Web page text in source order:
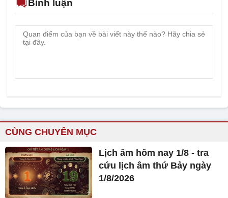
Bình luận
CÙNG CHUYÊN MỤC
Lịch âm hôm nay 1/8 - tra
cứu lịch âm thứ Bảy ngày
1/8/2026